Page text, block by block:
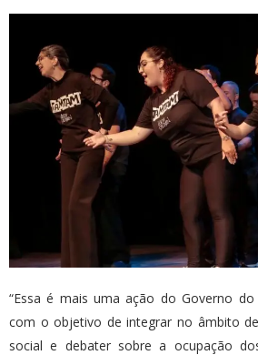
“Essa é mais uma ação do Governo
com o objetivo de integrar no âmbito
social e debater sobre a ocupação